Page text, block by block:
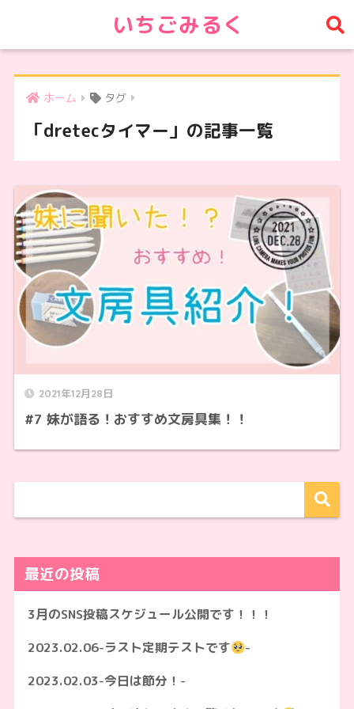
いちごみるく
ホーム タグ
「dretecタイマー」の記事一覧
2021年12月28日
#7 妹が語る！おすすめ文房具集！！
最近の投稿
3月のSNS投稿スケジュール公開です！！！
2023.02.06-ラスト定期テストです
-
2023.02.03-今日は節分！-